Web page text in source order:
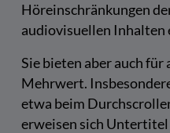
Höreinschränkungen
audiovisuellen Inhalten
Sie bieten aber auch
Mehrwert.
etwa beim
erweisen sich